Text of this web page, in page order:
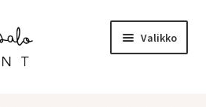
Valikko